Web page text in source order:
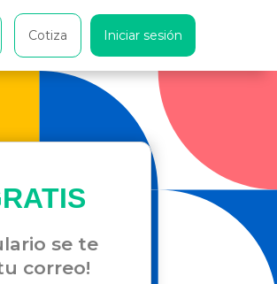
Cotiza Iniciar sesión
se te
correo!